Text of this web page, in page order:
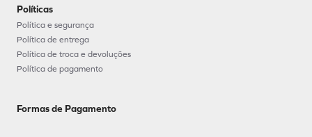
Políticas
Política e segurança
Política de entrega
Política de troca e devoluções
Política de pagamento
Formas de Pagamento